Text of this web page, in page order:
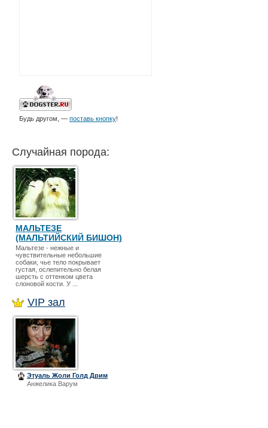
Будь другом, — поставь кнопку!
Случайная порода:
МАЛЬТЕЗЕ
(МАЛЬТИЙСКИЙ БИШОН)
Мальтезе - нежные и
чувствительные небольшие
собаки, чье тело покрывает
густая, ослепительно белая
шерсть с оттенком цвета
слоновой кости. У ...
VIP зал
Этуаль Жоли Голд Дрим
Анжелика Варум